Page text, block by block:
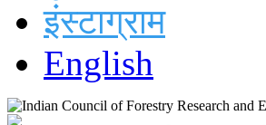
इंस्टाग्राम
English